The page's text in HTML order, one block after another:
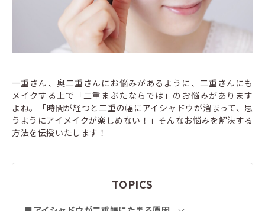
一重さん、奥二重さんにお悩みがあるように、二重さんにも
メイクする上で「二重まぶたならでは」のお悩みがあります
よね。「時間が経つと二重の幅にアイシャドウが溜まって、思
うようにアイメイクが楽しめない！」そんなお悩みを解決する
方法を伝授いたします！
TOPICS